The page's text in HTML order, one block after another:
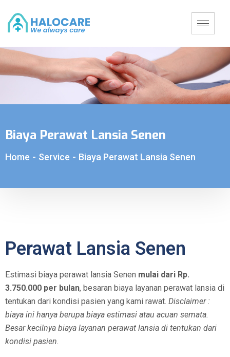
Biaya Perawat Lansia Senen
Home - Service - Biaya Perawat Lansia Senen
Perawat Lansia Senen
Estimasi biaya perawat lansia Senen mulai dari Rp.
3.750.000 per bulan, besaran biaya layanan perawat lansia di
tentukan dari kondisi pasien yang kami rawat. Disclaimer :
biaya ini hanya berupa biaya estimasi atau acuan semata.
Besar kecilnya biaya layanan perawat lansia di tentukan dari
kondisi pasien.